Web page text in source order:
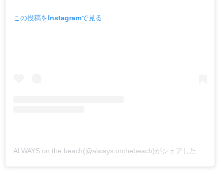
この投稿をInstagramで見る